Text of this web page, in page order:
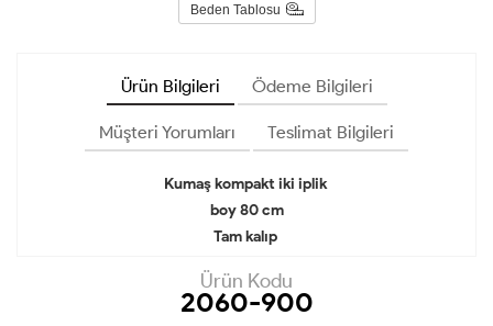
Beden Tablosu
Ürün Bilgileri Ödeme Bilgileri
Müşteri Yorumları Teslimat Bilgileri
Kumaş kompakt iki iplik
boy 80 cm
Tam kalıp
Ürün Kodu
2060-900